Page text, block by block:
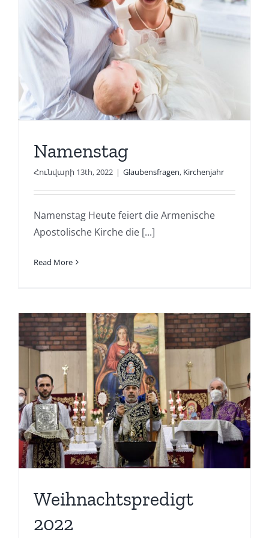
Namenstag
Հունվարի 13th, 2022 | Glaubensfragen, Kirchenjahr
Namenstag Heute feiert die Armenische
Apostolische Kirche die [...]
Read More
Weihnachtspredigt
2022